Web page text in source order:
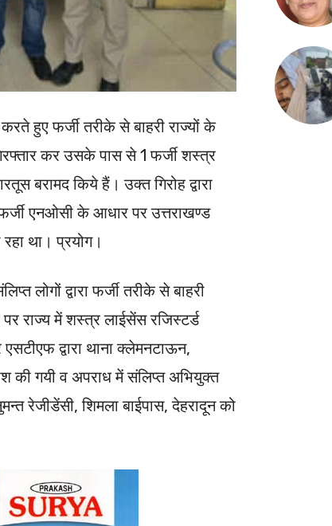
हुए फर्जी तरीके से बाहरी राज्यों के
कर उसके पास से 1 फर्जी शस्त्र
बरामद किये हैं। उक्त गिरोह द्वारा
एनओसी के आधार पर उत्तराखण्ड
था। प्रयोग।
लोगों द्वारा फर्जी तरीके से बाहरी
राज्य में शस्त्र लाईसेंस रजिस्टर्ड
द्वारा थाना क्लेमनटाऊन,
की गयी व अपराध में संलिप्त अभियुक्त
रेजीडेंसी, शिमला बाईपास, देहरादून को